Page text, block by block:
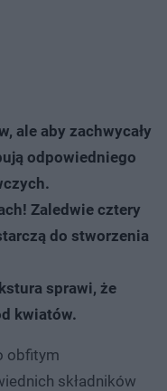
ale aby zachwycały
odpowiedniego
Zaledwie cztery
do stworzenia
sprawi, że
kwiatów.
obfitym
składników